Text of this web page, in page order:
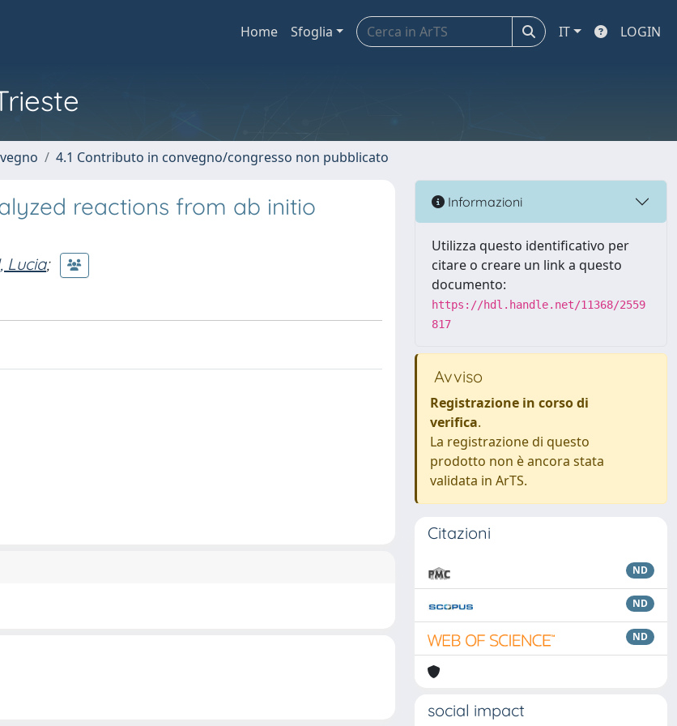
Home Sfoglia IT LOGIN
4.1 Contributo in convegno/congresso non pubblicato
reactions from ab initio
Lucia;
Informazioni
Utilizza questo identificativo per
citare o creare un link a questo
documento:
https://hdl.handle.net/11368/2559
817
Avviso
Registrazione in corso di
verifica.
La registrazione di questo
prodotto non è ancora stata
validata in ArTS.
Citazioni
ND
ND
ND
social impact